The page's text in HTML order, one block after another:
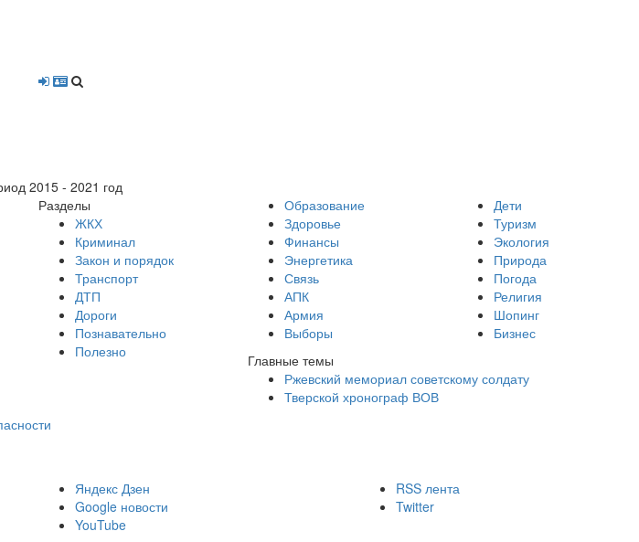
2015 - 2021 год
Разделы
ЖКХ
Криминал
Закон и порядок
Транспорт
ДТП
Дороги
Познавательно
Полезно
Образование
Здоровье
Финансы
Энергетика
Связь
АПК
Армия
Выборы
Дети
Туризм
Экология
Природа
Погода
Религия
Шопинг
Бизнес
Главные темы
Ржевский мемориал советскому солдату
Тверской хронограф ВОВ
Яндекс Дзен
Google новости
YouTube
RSS лента
Twitter